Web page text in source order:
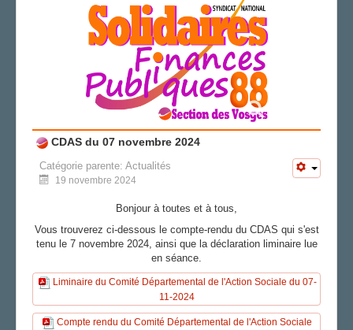
CDAS du 07 novembre 2024
Catégorie parente: Actualités
19 novembre 2024
Bonjour à toutes et à tous,
Vous trouverez ci-dessous le compte-rendu du CDAS qui s'est
tenu le 7 novembre 2024, ainsi que la déclaration liminaire lue
en séance.
Liminaire du Comité Départemental de l'Action Sociale du 07-
11-2024
Compte rendu du Comité Départemental de l'Action Sociale